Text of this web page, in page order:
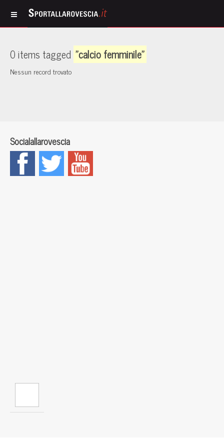
0 items tagged "calcio femminile"
Nessun record trovato
Socialallarovescia